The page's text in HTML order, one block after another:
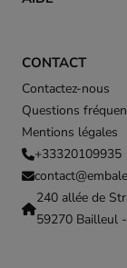
CONTACT
Contactez-nous
Questions
Mentions légales
+33320109935
240 allée de
59270 Bailleul